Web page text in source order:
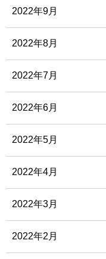
2022年9月
2022年8月
2022年7月
2022年6月
2022年5月
2022年4月
2022年3月
2022年2月